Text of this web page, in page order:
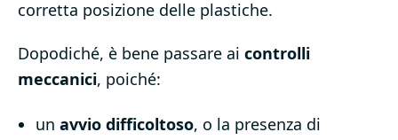
corretta posizione delle plastiche.
Dopodiché, è bene passare ai controlli
meccanici, poiché:
un avvio difficoltoso, o la presenza di